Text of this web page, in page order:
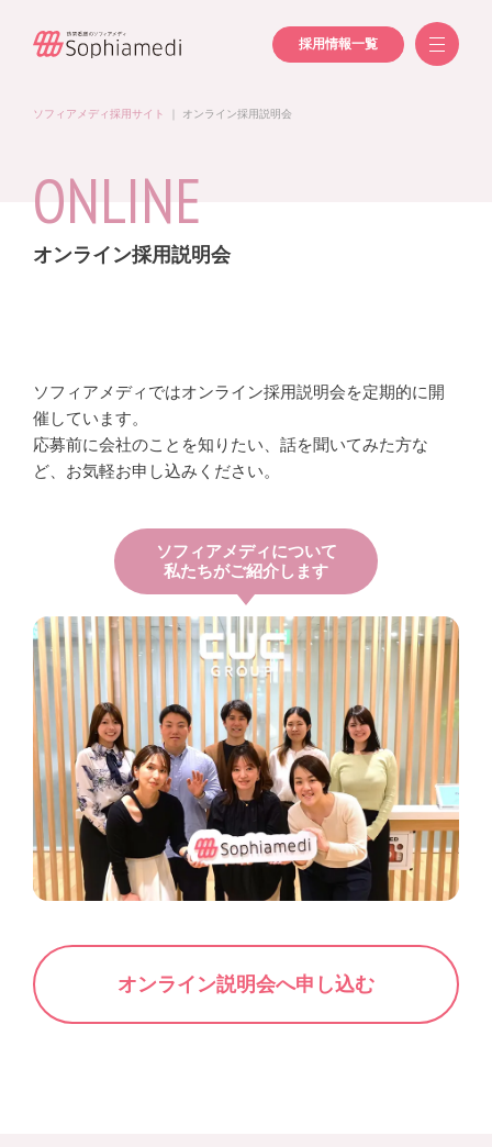
採用情報一覧
ソフィアメディ採用サイト オンライン採用説明会
ONLINE
オンライン採用説明会
ソフィアメディではオンライン採用説明会を定期的に開
催しています。
応募前に会社のことを知りたい、話を聞いてみた方な
ど、お気軽お申し込みください。
ソフィアメディについて
私たちがご紹介します
オンライン説明会へ申し込む